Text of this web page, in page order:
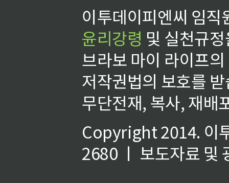
이투데이피엔씨 임
윤리강령 및 실천규
브라보 마이 라이프
저작권법의 보호를
무단전재, 복사, 재배
Copyright 2014. 이
2680 ㅣ 보도자료